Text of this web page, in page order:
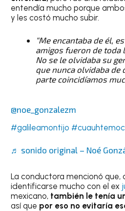
entendía mucho porque
y les costó mucho subir.
“Me encantaba de él,
amigos fueron de toda
No se le olvidaba su
que nunca olvidaba de
parte coincidíamos
@noe_gonzalezm
#galileamontijo
♬ sonido original – Noé
La conductora mencionó que,
identificarse mucho con el ex
mexicano, también le tenía
así que por eso no evitaría